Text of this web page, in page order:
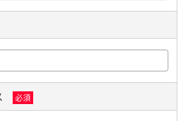
必須